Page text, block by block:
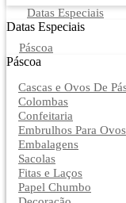
Datas Especiais
Datas Especiais
Páscoa
Páscoa
Cascas e Ovos De
Colombas
Confeitaria
Embrulhos Para Ovos
Embalagens
Sacolas
Fitas e Laços
Papel Chumbo